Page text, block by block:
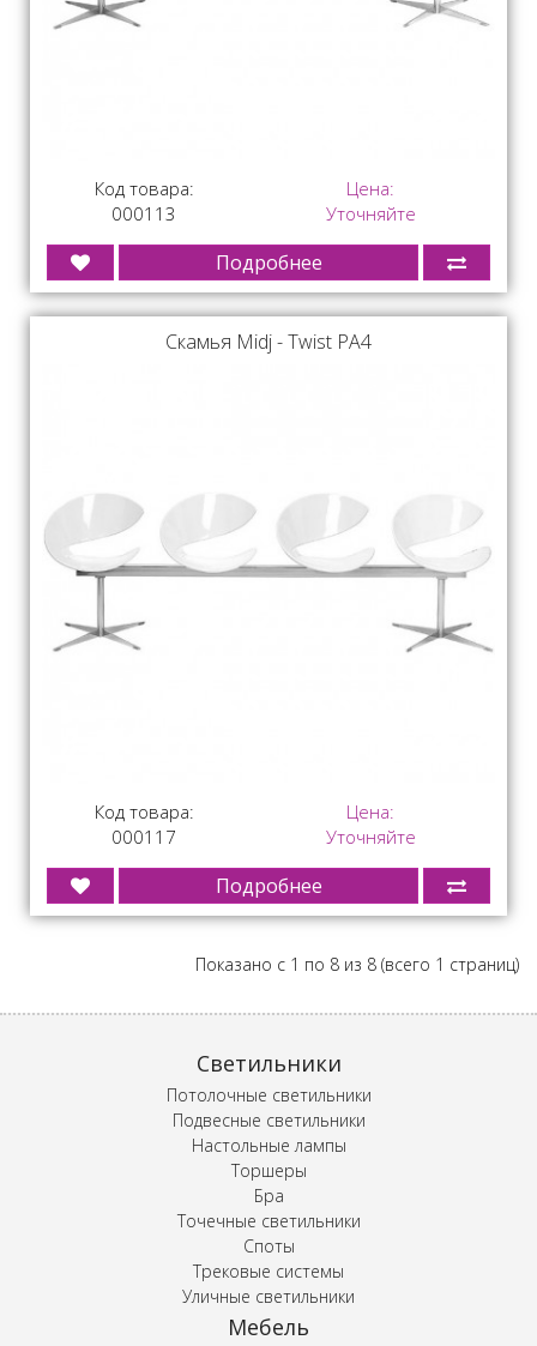
Код товара:
000113
Цена:
Уточняйте
Подробнее
Скамья Midj - Twist PA4
Код товара:
000117
Цена:
Уточняйте
Подробнее
Показано с 1 по 8 из 8 (всего 1 страниц)
Светильники
Потолочные светильники
Подвесные светильники
Настольные лампы
Торшеры
Бра
Точечные светильники
Споты
Трековые системы
Уличные светильники
Мебель